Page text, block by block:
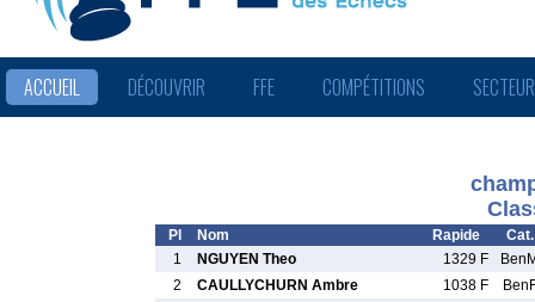
ACCUEIL DÉCOUVRIR FFE COMPÉTITIONS
Pl Nom Rapide
Cat.
1
NGUYEN Theo 1329 F
2
CAULLYCHURN Ambre 1038 F